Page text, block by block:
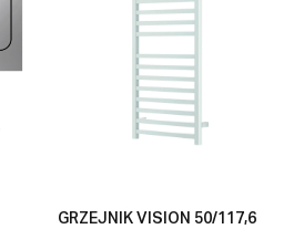
GRZEJNIK VISION 50/117,6